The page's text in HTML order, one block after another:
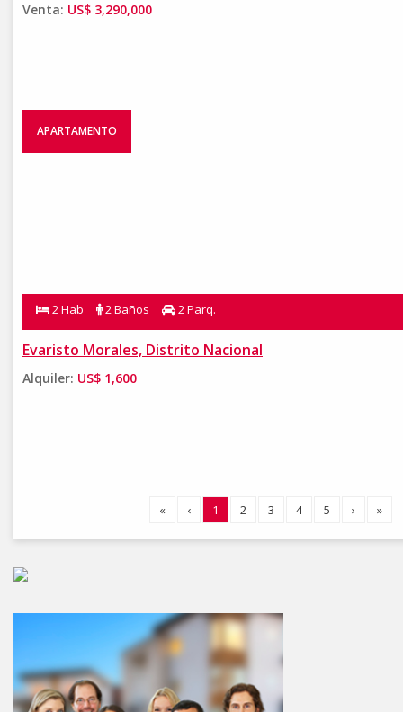
Venta: US$ 3,290,000
APARTAMENTO
2 Hab 2 Baños 2 Parq.
Evaristo Morales, Distrito Nacional
Alquiler: US$ 1,600
« ‹ 1 2 3 4 5 › »